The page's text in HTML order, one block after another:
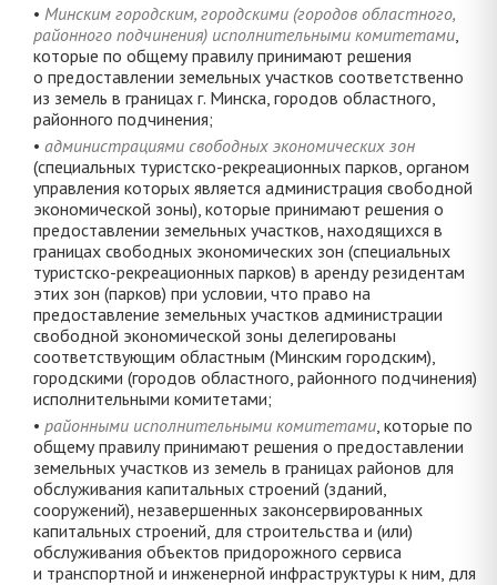
• Минским городским, городскими (городов областного,
районного подчинения) исполнительными комитетами,
которые по общему правилу принимают решения
о предоставлении земельных участков соответственно
из земель в границах г. Минска, городов областного,
районного подчинения;
• администрациями свободных экономических зон
(специальных туристско-рекреационных парков, органом
управления которых является администрация свободной
экономической зоны), которые принимают решения о
предоставлении земельных участков, находящихся в
границах свободных экономических зон (специальных
туристско-рекреационных парков) в аренду резидентам
этих зон (парков) при условии, что право на
предоставление земельных участков администрации
свободной экономической зоны делегированы
соответствующим областным (Минским городским),
городскими (городов областного, районного подчинения)
исполнительными комитетами;
• районными исполнительными комитетами, которые по
общему правилу принимают решения о предоставлении
земельных участков из земель в границах районов для
обслуживания капитальных строений (зданий,
сооружений), незавершенных законсервированных
капитальных строений, для строительства и (или)
обслуживания объектов придорожного сервиса
и транспортной и инженерной инфраструктуры к ним, для